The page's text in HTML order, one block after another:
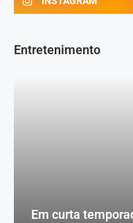
Entretenimento
Em curta